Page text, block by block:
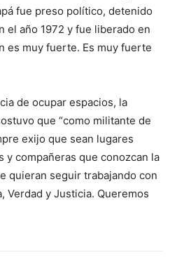
fue preso político, detenido
el año 1972 y fue liberado en
es muy fuerte. Es muy fuerte
de ocupar espacios, la
que “como militante de
exijo que sean lugares
y compañeras que conozcan la
quieran seguir trabajando con
Verdad y Justicia. Queremos